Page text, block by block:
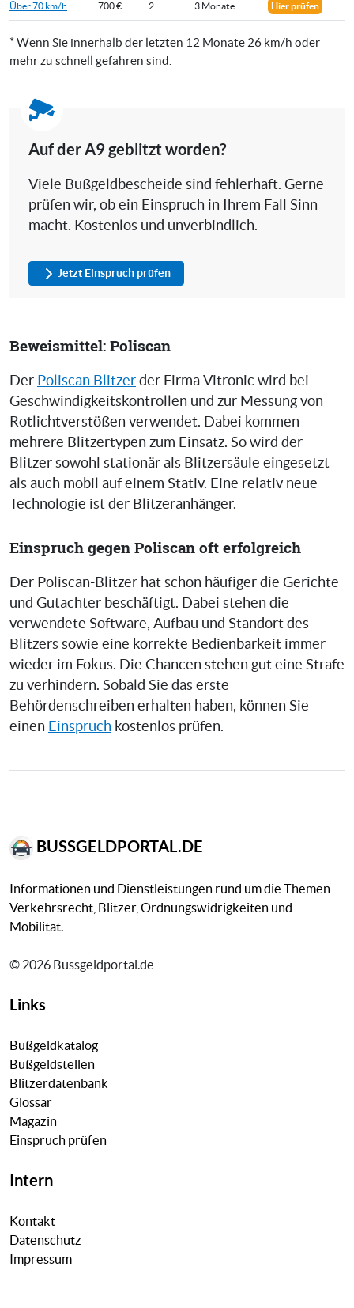
Über 70 km/h 700 € 2 3 Monate Hier prüfen
* Wenn Sie innerhalb der letzten 12 Monate 26 km/h oder
mehr zu schnell gefahren sind.
Auf der A9 geblitzt worden?
Viele Bußgeldbescheide sind fehlerhaft. Gerne
prüfen wir, ob ein Einspruch in Ihrem Fall Sinn
macht. Kostenlos und unverbindlich.
Jetzt Einspruch prüfen
Beweismittel: Poliscan
Der Poliscan Blitzer der Firma Vitronic wird bei
Geschwindigkeitskontrollen und zur Messung von
Rotlichtverstößen verwendet. Dabei kommen
mehrere Blitzertypen zum Einsatz. So wird der
Blitzer sowohl stationär als Blitzersäule eingesetzt
als auch mobil auf einem Stativ. Eine relativ neue
Technologie ist der Blitzeranhänger.
Einspruch gegen Poliscan oft erfolgreich
Der Poliscan-Blitzer hat schon häufiger die Gerichte
und Gutachter beschäftigt. Dabei stehen die
verwendete Software, Aufbau und Standort des
Blitzers sowie eine korrekte Bedienbarkeit immer
wieder im Fokus. Die Chancen stehen gut eine Strafe
zu verhindern. Sobald Sie das erste
Behördenschreiben erhalten haben, können Sie
einen Einspruch kostenlos prüfen.
BUSSGELDPORTAL.DE
Informationen und Dienstleistungen rund um die Themen
Verkehrsrecht, Blitzer, Ordnungswidrigkeiten und
Mobilität.
© 2026 Bussgeldportal.de
Links
Bußgeldkatalog
Bußgeldstellen
Blitzerdatenbank
Glossar
Magazin
Einspruch prüfen
Intern
Kontakt
Datenschutz
Impressum